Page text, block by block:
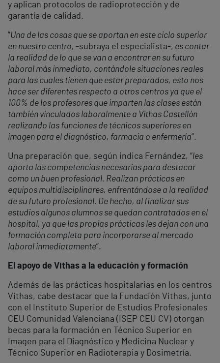
y aplican protocolos de radioprotección y de
garantía de calidad.
“Una de las cosas que se aportan en este ciclo superior
en nuestro centro, -subraya el especialista-, es contar
la realidad de lo que se van a encontrar en su futuro
laboral más inmediato, contándole situaciones reales
para las cuales tienen que estar preparados, esto nos
hace ser diferentes respecto a otros centros ya que el
100% de los profesores que imparten las clases están
también vinculados laboralmente a Vithas Castellón
realizando las funciones de técnicos superiores en
imagen para el diagnóstico, farmacia o enfermería”.
Una preparación que, según indica Fernández, “les
aporta las competencias necesarias para destacar
como un buen profesional. Realizan prácticas en
equipos multidisciplinares, enfrentándose a la realidad
de su futuro profesional. De hecho, al finalizar sus
estudios algunos alumnos se quedan contratados en el
hospital, ya que las propias prácticas les dejan con una
formación completa para incorporarse al mercado
laboral inmediatamente”.
El apoyo de Vithas a la educación y formación
Además de las prácticas hospitalarias en los centros
Vithas, cabe destacar que la Fundación Vithas, junto
con el Instituto Superior de Estudios Profesionales
CEU Comunidad Valenciana (ISEP CEU CV) otorgan
becas para la formación en Técnico Superior en
Imagen para el Diagnóstico y Medicina Nuclear y
Técnico Superior en Radioterapia y Dosimetría.